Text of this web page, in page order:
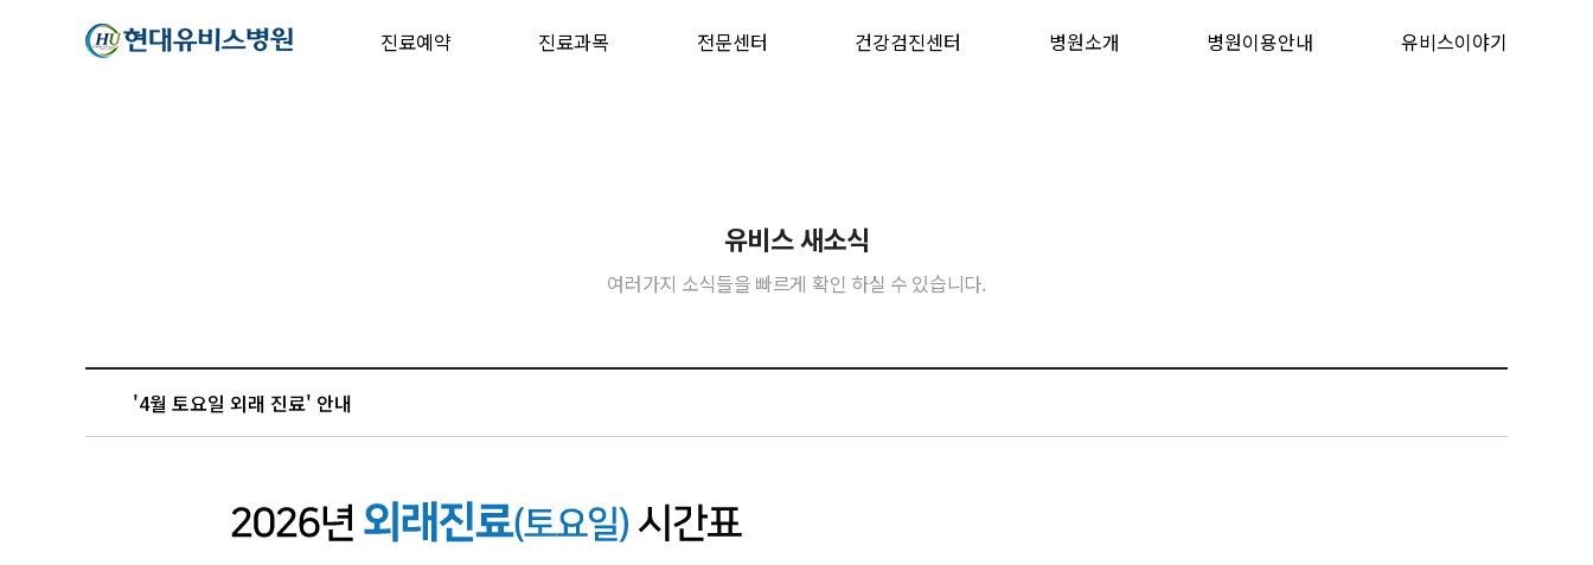
진료예약 진료과목 전문센터 건강검진센터 병원소개 병원이용안내 유비스이야기
유비스 새소식
여러가지 소식들을 빠르게 확인 하실 수 있습니다.
'4월 토요일 외래 진료' 안내